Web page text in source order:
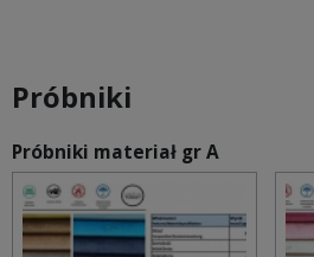
Próbniki
Próbniki materiał gr A